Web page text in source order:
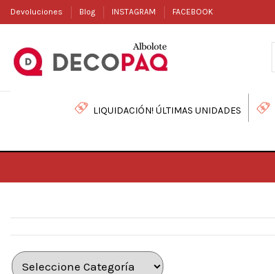
Devoluciones Blog INSTAGRAM FACEBOOK
LIQUIDACIÓN! ÚLTIMAS UNIDADES